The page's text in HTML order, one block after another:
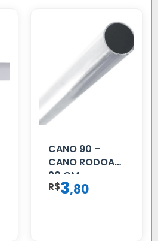
CANO 90 –
CANO RODOAR
90 CM
R$3,80